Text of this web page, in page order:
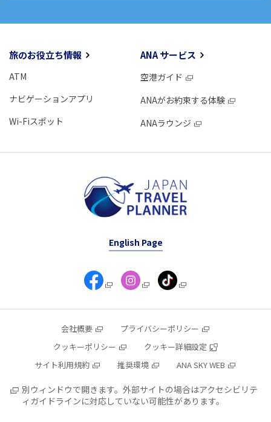
旅のお役立ち情報
ATM
ナビゲーションアプリ
Wi-Fiスポット
ANA サービス
空港ガイド
ANAがお約束する体験
ANAラウンジ
English Page
会社概要
プライバシーポリシー
クッキーポリシー
クッキー詳細設定
サイト利用規約
推奨環境 ANA SKY WEB
別ウィンドウで開きます。外部サイトの場合はアクセシビリテ
ィガイドラインに対応していない可能性があります。